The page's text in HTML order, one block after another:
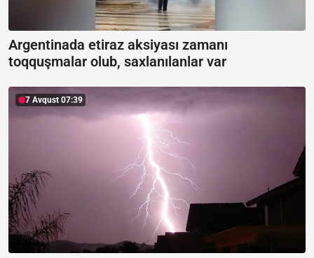
Argentinada etiraz aksiyası zamanı
toqquşmalar olub, saxlanılanlar var
7 Avqust 07:39